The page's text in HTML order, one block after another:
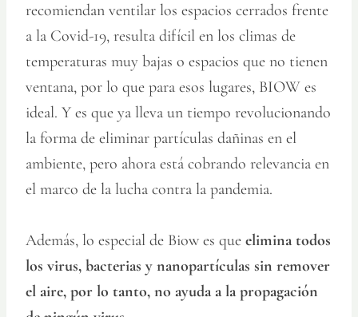
recomiendan ventilar los espacios cerrados frente
a la Covid-19, resulta difícil en los climas de
temperaturas muy bajas o espacios que no tienen
ventana, por lo que para esos lugares, BIOW es
ideal. Y es que ya lleva un tiempo revolucionando
la forma de eliminar partículas dañinas en el
ambiente, pero ahora está cobrando relevancia en
el marco de la lucha contra la pandemia.
Además, lo especial de Biow es que elimina todos
los virus, bacterias y nanopartículas sin remover
el aire, por lo tanto, no ayuda a la propagación